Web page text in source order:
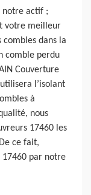
notre actif ;
votre meilleur
combles dans la
comble perdu
Couverture
l’isolant
à
nous
17460 les
ce fait,
17460 par notre